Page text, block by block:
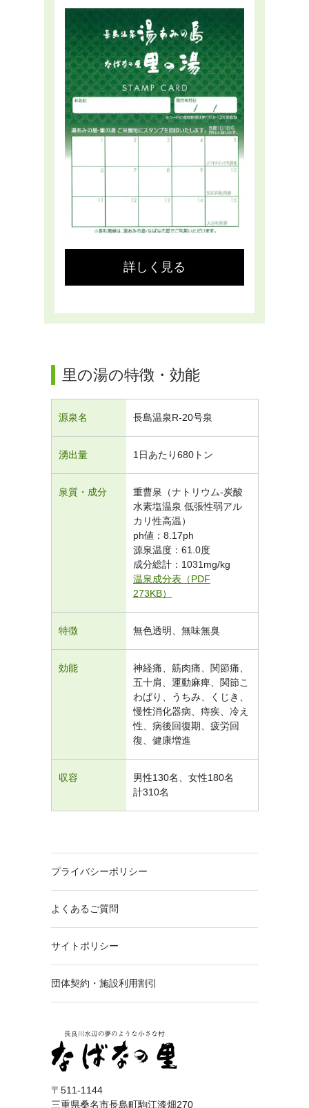
詳しく見る
里の湯の特徴・効能
源泉名 長島温泉R-20号泉
湧出量 1日あたり680トン
泉質・成分
重曹泉（ナトリウム-炭酸
水素塩温泉 低張性弱アル
カリ性高温）
ph値：8.17ph
源泉温度：61.0度
成分総計：1031mg/kg
温泉成分表（PDF
273KB）
特徴 無色透明、無味無臭
効能
神経痛、筋肉痛、関節痛、
五十肩、運動麻痺、関節こ
わばり、うちみ、くじき、
慢性消化器病、痔疾、冷え
性、病後回復期、疲労回
復、健康増進
収容
男性130名、女性180名
計310名
プライバシーポリシー
よくあるご質問
サイトポリシー
団体契約・施設利用割引
〒511-1144
三重県桑名市長島町駒江漆畑270